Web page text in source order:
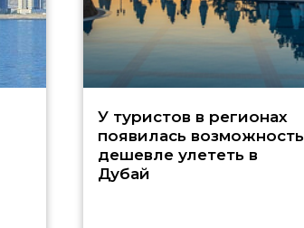
У туристов в регионах
появилась возможность
дешевле улететь в
Дубай